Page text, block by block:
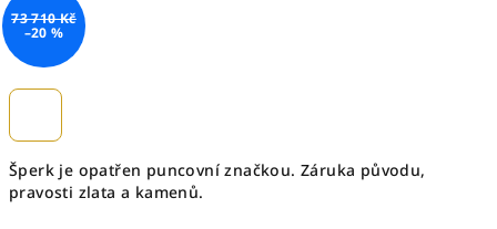
Šperk je opatřen puncovní značkou. Záruka původu,
pravosti zlata a kamenů.
73 710 Kč
–20 %